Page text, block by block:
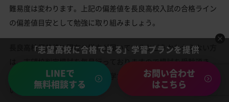
難易度は変わります。上記の偏差値を長良高校入試の合格ライン
の偏差値目安として勉強に取り組みましょう。
長良高校偏差値に現在の学力が届いているかどうかわからない方
は、志望校判定模試を毎月行っておりますので模試を受験頂き、
長良高校の合格ライン偏差値に学力が届いているかをご確認下さ
い。
「志望高校に合格できる」学習プランを提供
LINEで
無料相談する
お問い合わせ
はこちら